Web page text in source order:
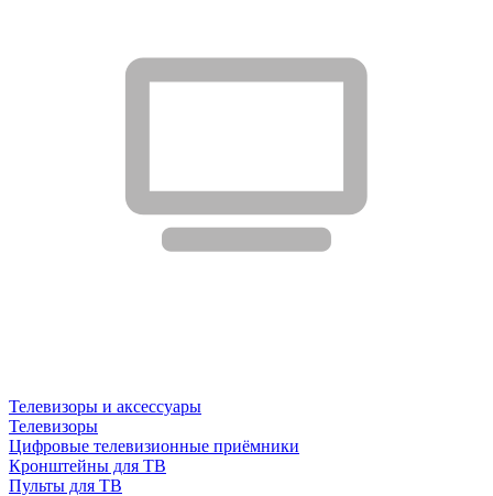
Телевизоры и аксессуары
Телевизоры
Цифровые телевизионные приёмники
Кронштейны для ТВ
Пульты для ТВ